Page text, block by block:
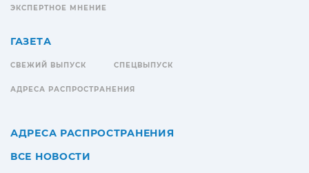
ЭКСПЕРТНОЕ МНЕНИЕ
ГАЗЕТА
СВЕЖИЙ ВЫПУСК СПЕЦВЫПУСК
АДРЕСА РАСПРОСТРАНЕНИЯ
АДРЕСА РАСПРОСТРАНЕНИЯ
ВСЕ НОВОСТИ